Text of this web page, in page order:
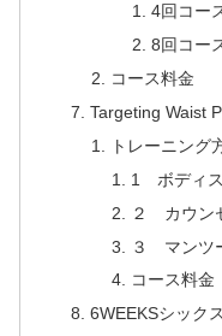
4回コー
8回コー
コース料金
Targeting Waist
トレーニング
1 ボディス
２ カウン
３ マンツ
コース料金
6WEEKSシック